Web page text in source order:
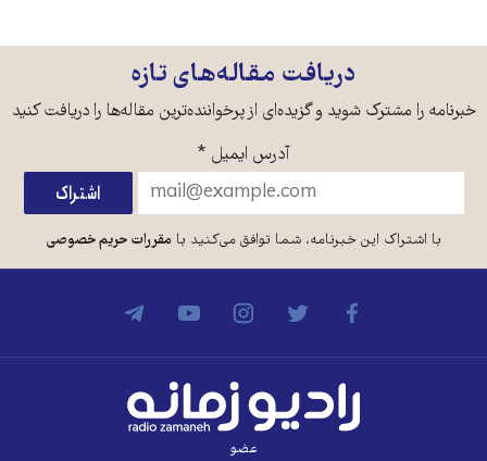
دریافت مقاله‌های تازه
خبرنامه را مشترک شوید و گزیده‌ای از پرخواننده‌ترین مقاله‌ها را دریافت کنید
آدرس ایمیل *
با اشتراک این خبرنامه، شما توافق می‌کنید بامقررات حریم خصوصی
عضو